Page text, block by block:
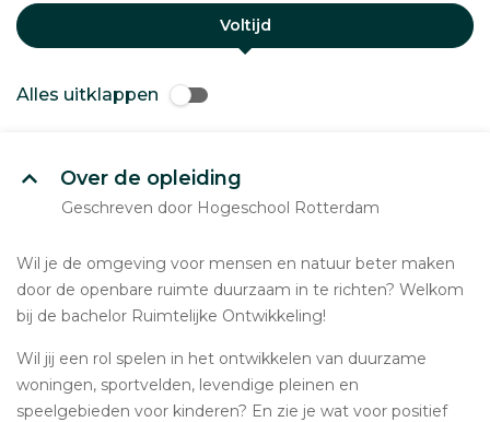
Voltijd
Alles uitklappen
Over de opleiding
Geschreven door Hogeschool Rotterdam
Wil je de omgeving voor mensen en natuur beter maken
door de openbare ruimte duurzaam in te richten? Welkom
bij de bachelor Ruimtelijke Ontwikkeling!
Wil jij een rol spelen in het ontwikkelen van duurzame
woningen, sportvelden, levendige pleinen en
speelgebieden voor kinderen? En zie je wat voor positief